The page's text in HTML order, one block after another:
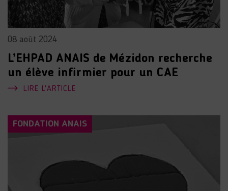
08 août 2024
L’EHPAD ANAIS de Mézidon recherche
un élève infirmier pour un CAE
LIRE L'ARTICLE
FONDATION ANAIS